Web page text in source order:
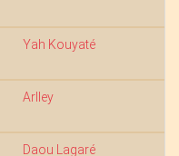
Yah Kouyaté
Arlley
Daou Lagaré